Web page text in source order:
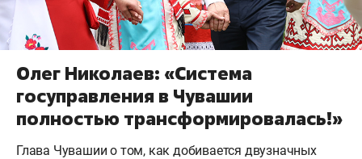
Олег Николаев: «Система
госуправления в Чувашии
полностью трансформировалась!»
Глава Чувашии о том, как добивается двузначных